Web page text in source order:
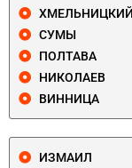
ХМЕЛЬНИЦКИЙ
СУМЫ
ПОЛТАВА
НИКОЛАЕВ
ВИННИЦА
ИЗМАИЛ